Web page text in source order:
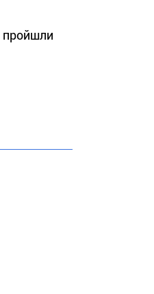
пройшли